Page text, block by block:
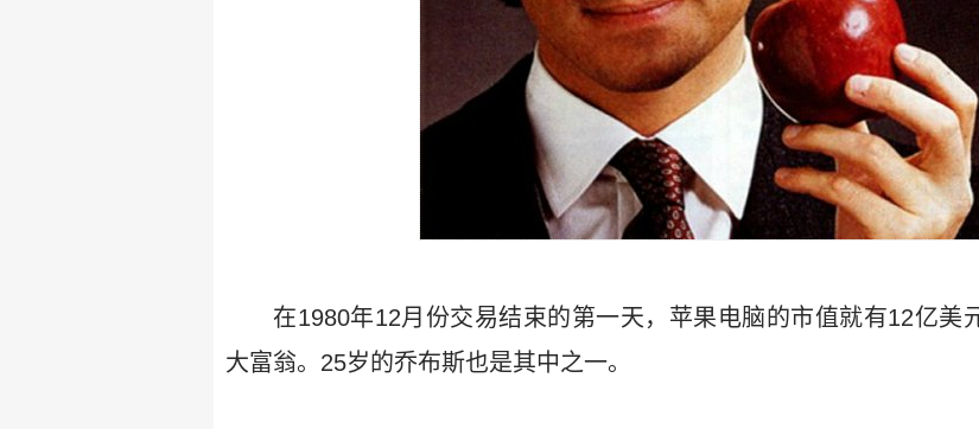
在1980年12月份交易结束的第一天，苹果电脑的市值就有12亿美
大富翁。25岁的乔布斯也是其中之一。